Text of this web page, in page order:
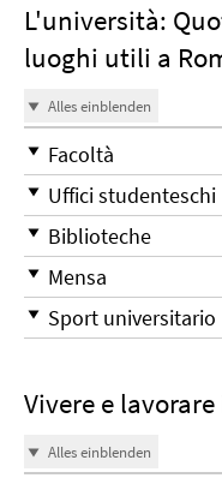
L'università:
luoghi utili a
Alles einblenden
Facoltà
Uffici studenteschi
Biblioteche
Mensa
Sport universitario
Vivere e
Alles einblenden